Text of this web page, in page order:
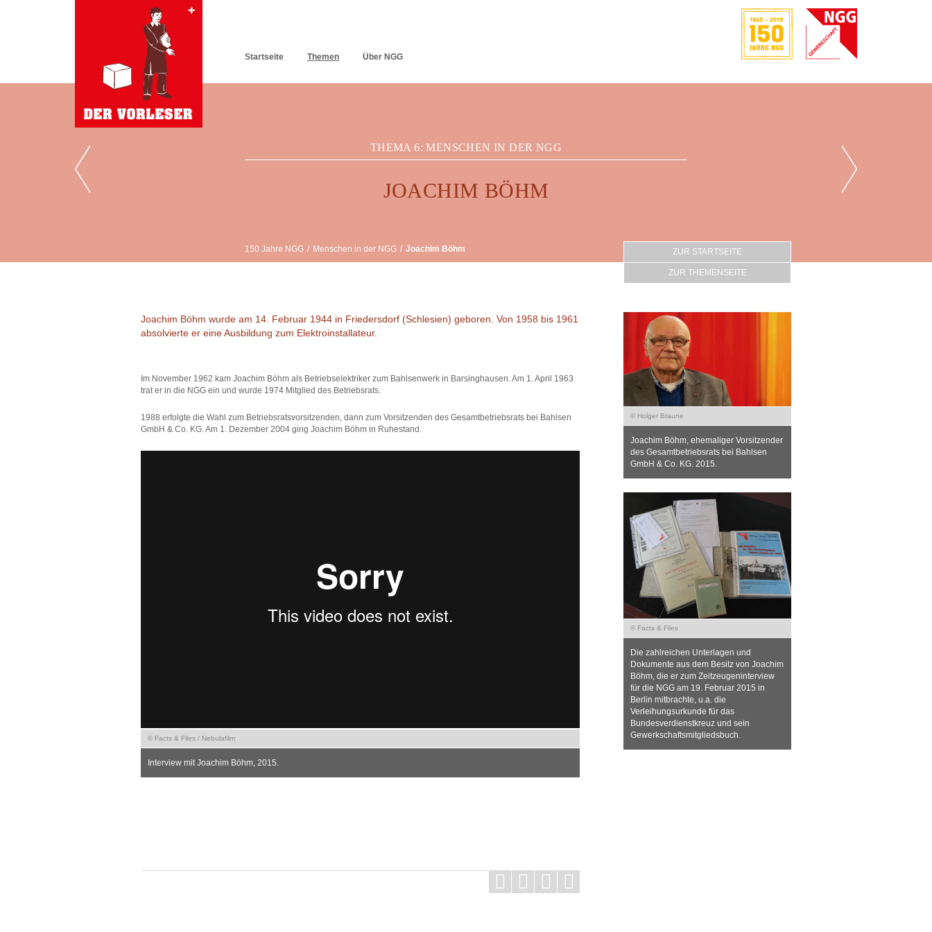
Startseite Themen Über NGG
THEMA 6: MENSCHEN IN DER NGG
JOACHIM BÖHM
150 Jahre NGG / Menschen in der NGG / Joachim Böhm
Joachim Böhm wurde am 14. Februar 1944 in Friedersdorf (Schlesien) geboren. Von 1958 bis 1961
absolvierte er eine Ausbildung zum Elektroinstallateur.
Im November 1962 kam Joachim Böhm als Betriebselektriker zum Bahlsenwerk in Barsinghausen. Am 1. April 1963
trat er in die NGG ein und wurde 1974 Mitglied des Betriebsrats.
1988 erfolgte die Wahl zum Betriebsratsvorsitzenden, dann zum Vorsitzenden des Gesamtbetriebsrats bei Bahlsen
GmbH & Co. KG. Am 1. Dezember 2004 ging Joachim Böhm in Ruhestand.
© Facts & Files / Nebulafilm
Interview mit Joachim Böhm, 2015.
ZUR STARTSEITE
ZUR THEMENSEITE
© Holger Braune
Joachim Böhm, ehemaliger Vorsitzender
des Gesamtbetriebsrats bei Bahlsen
GmbH & Co. KG. 2015.
© Facts & Files
Die zahlreichen Unterlagen und
Dokumente aus dem Besitz von Joachim
Böhm, die er zum Zeitzeugeninterview
für die NGG am 19. Februar 2015 in
Berlin mitbrachte, u.a. die
Verleihungsurkunde für das
Bundesverdienstkreuz und sein
Gewerkschaftsmitgliedsbuch.